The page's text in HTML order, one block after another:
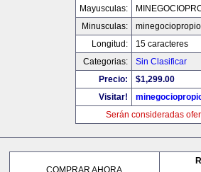
Mayusculas:
Minusculas:
Longitud:
15 caracteres
Categorias:
Sin Clasificar
Precio:
$1,299.00
Visitar!
Serán consideradas
COMPRAR AHORA